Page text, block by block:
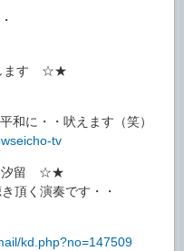
ます ☆★
和に・・吠えます（笑）
tv
汐留 ☆★
頂く演奏です・・
kd.php?no=147509